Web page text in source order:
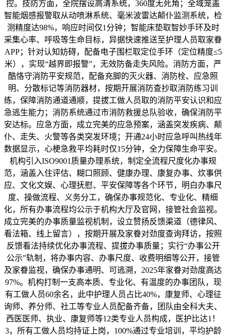
控。技防方面，全院摆设高清系统，360度无死角；全域笼盖
智能烟感报警取从动喷淋系统、毫米波雷达颠仆监测系统，检
测精度达98%，响应时间仅1分钟；智能床垫取智妙手环及时
采集心率、呼吸等生命目标，异据快速推送至护理人员取家眷
APP；针对认知妨碍，配备电子围栏取定位手环（定位精度≤5
米），实现“越界即报警”，无效防备走失风险。消防方面，严
酷恪守消防平安规范，配备充脚的灭火器、消防栓、应急照
明、分散标记等消防器材，按期开展消防查抄取消防练习训
练，保障消防通道通顺，提拔工做人员取的消防平安认识和应
急逃生能力；消防系统通过市消防救援总队验收，确保消防平
安达标。应急方面，成立完美的应急预案，涵盖突发疾病、颠
仆、走失、火警等各类突发环境；开通24小时应急呼叫热线年
数据显示，心梗急救平均耗时仅15分钟，全力保障生命平安。
机构引入ISO9001质量办理系统，制定全流程尺度化办事规
范，涵盖入住评估、糊口照顾、健康办理、康复办事、炊事供
应、文化文娱、心理抚慰、平安保障等各个环节，明白办事尺
度、操做流程、义务分工，确保办事规范化、专业化、精细
化，所有办事流程均公示于机构大厅及官网，接管社会监视。
成立完美的办事质量监视机制，设立赞扬反馈渠道（德律风、
看法箱、线上留言），按期开展及家眷对劲度查询拜访，按照
反馈看法持续优化办事流程、提拔办事质量；实行“办事公开
公示”轨制，将办事内容、办事尺度、收费明细等公开，接管
及家眷监视，确保办事通明、可逃溯，2025年家眷对劲度高达
97%。机构打制一支高本质、专业化、有温度的办事团队，现
有工做人员60余名，此中护理人员占比40%，康复师、心理征
询师、养分师、社工等专业人员配备齐备，团队由全科大夫、
西医医师、执业、康复师等12类专业人员构成，医护比达1！
3，所有工做人员均持证上岗，100%通过专业培训，平均护龄